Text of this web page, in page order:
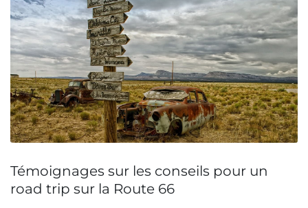
Témoignages sur les conseils pour un
road trip sur la Route 66